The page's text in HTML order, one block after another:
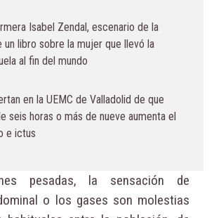
Isabel Zendal, escenario de la
un libro sobre la mujer que llevó la
al fin del mundo
en la UEMC de Valladolid de que
seis horas o más de nueve aumenta el
e ictus
pesadas, la sensación de
o los gases son molestias